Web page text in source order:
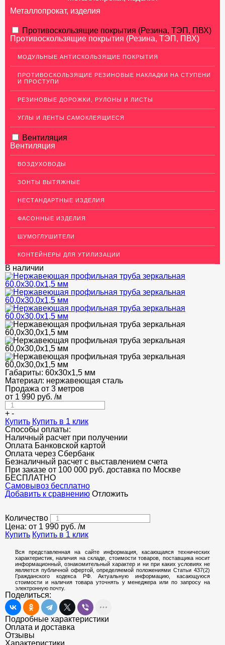
Металлопрокат, изделия
АЛЮМИНИЕВЫЙ ПРОКАТ
НЕРЖАВЕЮЩАЯ СТАЛЬ
Нержавеющие листы
Уголки из нержавеющей стали
Полоса из нержавейки
Нержавеющие трубы
ПВЛ-листы
Сетка из нержавейки
МЕДНЫЙ ПРОКАТ
ЛАТУННЫЙ ПРОКАТ
ДЕКОР НЕРЖАВЕЙКА
ОГРАЖДЕНИЯ ДЛЯ ЛЕСТНИЦ
ЭЛЕКТРОДЫ
ДЕКОРАТИВНЫЙ УГОЛОК
МЕТАЛЛИЧЕСКИЕ ПОРОГИ НАПОЛЬНЫЕ (ДЛЯ ПОЛА),
РАСКЛАДКА, ПЛИНТУС
ПОТОЛКИ
АКЦИИ
НЕДОРОГОЙ МЕТАЛЛОПРОКАТ
Противоскользящие покрытия (Резина, ТЭП, ПВХ)
Противоскользящие покрытия (Резина, ТЭП, ПВХ)
МОДУЛЬНЫЕ АНТИСКОЛЬЗЯЩИЕ ПОКРЫТИЯ
ПРОТИВОСКОЛЬЗЯЩИЕ РЕЗИНОВЫЕ НАКЛАДКИ НА СТУПЕНИ
И ПРОСТУПИ
РЕЗИНОВЫЕ ДОРОЖКИ, РУЛОНЫ И ЛИСТЫ
УГЛЫ И ЛЕНТЫ САМОКЛЕЯЩИЕСЯ
Вентиляция
Вентиляция
ВОЗДУХОВОДЫ
ЗОНТЫ ВЫТЯЖНЫЕ
НЕСТАНДАРТНЫЕ ИЗДЕЛИЯ
ФАСОННЫЕ ИЗДЕЛИЯ
ШУМОГЛУШИТЕЛИ
КОНТЕЙНЕРЫ ДЛЯ УТИЛИЗАЦИИ
В наличии
Габариты: 60х30х1,5 мм
Материал: нержавеющая сталь
Продажа от 3 метров
от 1 990 руб. /м
+ -
Купить Купить в 1 клик
Способы оплаты:
Наличный расчет при получении
Оплата Банковской картой
Оплата через Сбербанк
Безналичный расчет с выставлением счета
При заказе от 100 000 руб. доставка по Москве
БЕСПЛАТНО
Cамовывоз бесплатно
Добавить к сравнению Отложить
Количество
Цена: от 1 990 руб. /м
Купить Купить в 1 клик
Вся представленная на сайте информация, касающаяся технических
характеристик, наличия на складе, стоимости товаров, поставщика носит
информационный, ознакомительный характер и ни при каких условиях не
является публичной офертой, определяемой положениями Статьи 437(2)
Гражданского кодекса РФ. Актуальную информацию, касающуюся
стоимости и наличия товара уточнять у менеджера или по запросу на
электронную почту.
Поделиться:
Подробные характеристики
Оплата и доставка
Отзывы
Характеристики